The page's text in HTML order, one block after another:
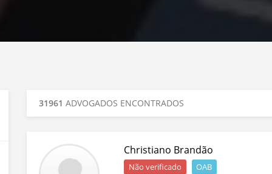
31961 ADVOGADOS ENCONTRADOS
Christiano Brandão
Não verificado OAB